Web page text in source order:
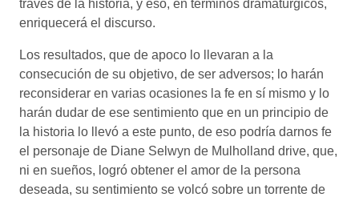
través de la historia, y eso, en términos dramatúrgicos,
enriquecerá el discurso.
Los resultados, que de apoco lo llevaran a la
consecución de su objetivo, de ser adversos; lo harán
reconsiderar en varias ocasiones la fe en sí mismo y lo
harán dudar de ese sentimiento que en un principio de
la historia lo llevó a este punto, de eso podría darnos fe
el personaje de Diane Selwyn de Mulholland drive, que,
ni en sueños, logró obtener el amor de la persona
deseada, su sentimiento se volcó sobre un torrente de